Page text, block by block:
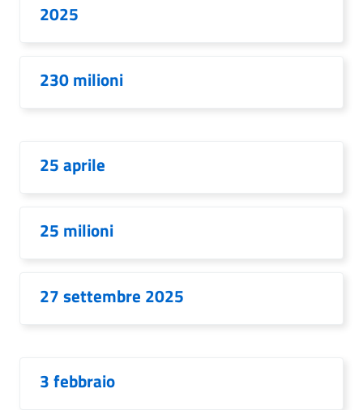
2025
230 milioni
25 aprile
25 milioni
27 settembre 2025
3 febbraio